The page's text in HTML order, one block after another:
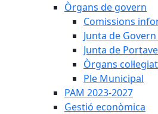
Òrgans de govern
Comissions
Junta de
Junta de
Òrgans
Ple Municipal
PAM 2023-2027
Gestió econòmica